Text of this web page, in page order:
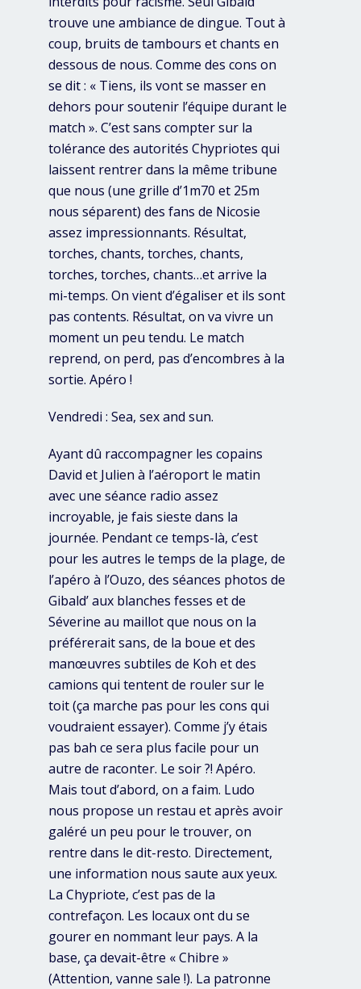
trouve une ambiance de dingue. Tout à
coup, bruits de tambours et chants en
dessous de nous. Comme des cons on
se dit : « Tiens, ils vont se masser en
dehors pour soutenir l’équipe durant le
match ». C’est sans compter sur la
tolérance des autorités Chypriotes qui
laissent rentrer dans la même tribune
que nous (une grille d’1m70 et 25m
nous séparent) des fans de Nicosie
assez impressionnants. Résultat,
torches, chants, torches, chants,
torches, torches, chants…et arrive la
mi-temps. On vient d’égaliser et ils sont
pas contents. Résultat, on va vivre un
moment un peu tendu. Le match
reprend, on perd, pas d’encombres à la
sortie. Apéro !
Vendredi : Sea, sex and sun.
Ayant dû raccompagner les copains
David et Julien à l’aéroport le matin
avec une séance radio assez
incroyable, je fais sieste dans la
journée. Pendant ce temps-là, c’est
pour les autres le temps de la plage, de
l’apéro à l’Ouzo, des séances photos de
Gibald’ aux blanches fesses et de
Séverine au maillot que nous on la
préférerait sans, de la boue et des
manœuvres subtiles de Koh et des
camions qui tentent de rouler sur le
toit (ça marche pas pour les cons qui
voudraient essayer). Comme j’y étais
pas bah ce sera plus facile pour un
autre de raconter. Le soir ?! Apéro.
Mais tout d’abord, on a faim. Ludo
nous propose un restau et après avoir
galéré un peu pour le trouver, on
rentre dans le dit-resto. Directement,
une information nous saute aux yeux.
La Chypriote, c’est pas de la
contrefaçon. Les locaux ont du se
gourer en nommant leur pays. A la
base, ça devait-être « Chibre »
(Attention, vanne sale !). La patronne